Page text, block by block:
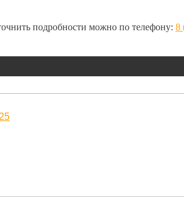
подробности можно по телефону: 8